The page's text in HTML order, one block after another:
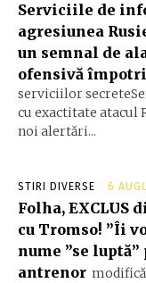
Serviciile de
agresiunea
un semnal de
ofensivă
serviciilor
cu exactitate atacul
noi alertări...
STIRI DIVERSE 6
Folha, EXCLUS
cu Tromso! ”Îi
nume ”se
antrenor